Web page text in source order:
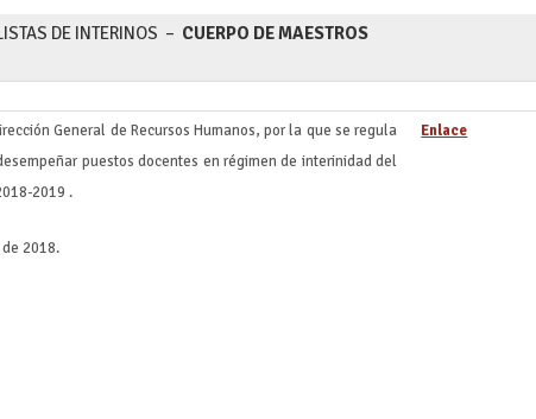
DE INTERINOS – CUERPO DE MAESTROS
General de Recursos Humanos, por la que se regula
puestos docentes en régimen de interinidad del
2019 .
2018.
Enlace